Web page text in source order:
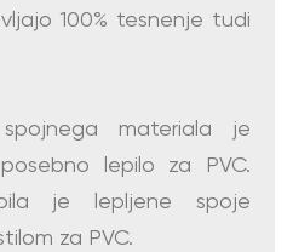
100% tesnenje tudi
materiala je
lepilo za PVC.
je lepljene spoje
za PVC.